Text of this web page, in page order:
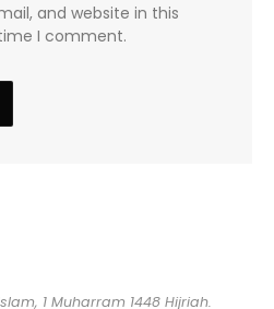
and website in this
I comment.
1 Muharram 1448 Hijriah.